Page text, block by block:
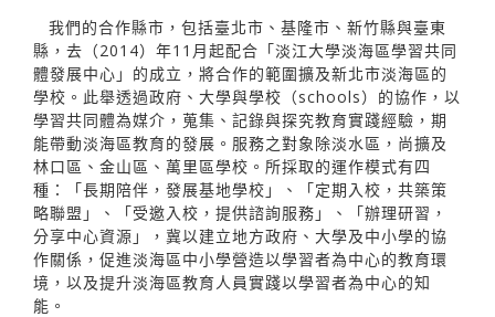
我們的合作縣市，包括臺北市、基隆市、新竹縣與臺東
縣，去（2014）年11月起配合「淡江大學淡海區學習共同
體發展中心」的成立，將合作的範圍擴及新北市淡海區的
學校。此舉透過政府、大學與學校（schools）的協作，以
學習共同體為媒介，蒐集、記錄與探究教育實踐經驗，期
能帶動淡海區教育的發展。服務之對象除淡水區，尚擴及
林口區、金山區、萬里區學校。所採取的運作模式有四
種：「長期陪伴，發展基地學校」、「定期入校，共築策
略聯盟」、「受邀入校，提供諮詢服務」、「辦理研習，
分享中心資源」，冀以建立地方政府、大學及中小學的協
作關係，促進淡海區中小學營造以學習者為中心的教育環
境，以及提升淡海區教育人員實踐以學習者為中心的知
能。